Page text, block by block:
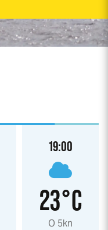
19:00
23°C
O 5kn